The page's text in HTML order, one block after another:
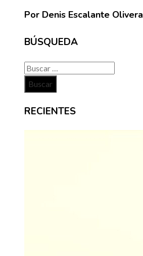
Por Denis Escalante Olivera
BÚSQUEDA
Buscar:
RECIENTES